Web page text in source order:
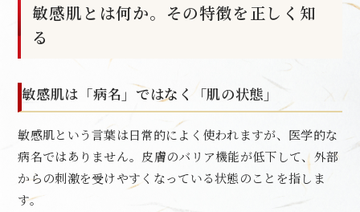
敏感肌とは何か。その特徴を正しく知
る
敏感肌は「病名」ではなく「肌の状態」
敏感肌という言葉は日常的によく使われますが、医学的な
病名ではありません。皮膚のバリア機能が低下して、外部
からの刺激を受けやすくなっている状態のことを指しま
す。